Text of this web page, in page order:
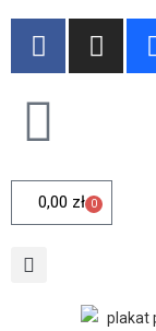
0,00 zł 0